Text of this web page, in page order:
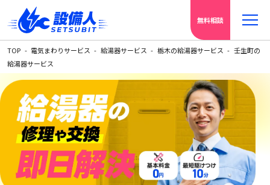
無料相談
TOP 電気まわりサービス 給湯器サービス 栃木の給湯器サービス
壬生町の
給湯器サービス